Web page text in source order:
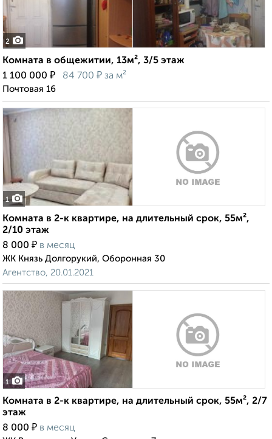
2
Комната в общежитии, 13м², 3/5 этаж
1 100 000 ₽ 84 700 ₽ за м²
Почтовая 16
1
Комната в 2-к квартире, на длительный срок, 55м²,
2/10 этаж
8 000 ₽ в месяц
ЖК Князь Долгорукий, Оборонная 30
Агентство, 20.01.2021
1
Комната в 2-к квартире, на длительный срок, 55м², 2/7
этаж
8 000 ₽ в месяц